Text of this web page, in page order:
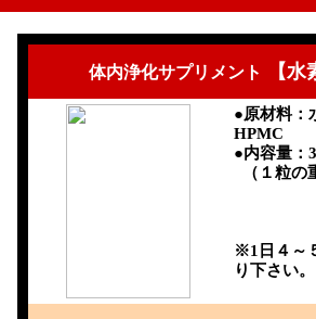
体内浄化サプリメント 【水
●原材料：
HPMC
●内容量：
（１粒の
※1日４～
り下さい。